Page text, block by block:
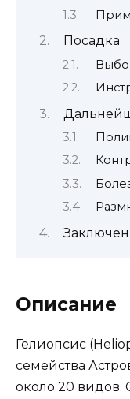
Посадка
Описание
Гелиопсис
семейства
около 20 видов.